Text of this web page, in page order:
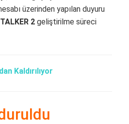
üzerinden yapılan duyuru
2 geliştirilme süreci
Kaldırılıyor